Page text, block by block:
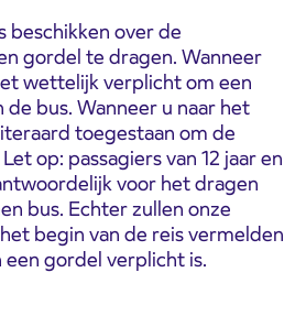
beschikken over de
gordel te dragen. Wanneer
wettelijk verplicht om een
bus. Wanneer u naar het
toegestaan om de
op: passagiers van 12 jaar en
voor het dragen
bus. Echter zullen onze
begin van de reis vermelden
gordel verplicht is.